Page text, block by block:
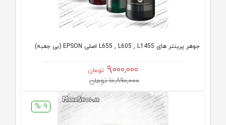
جوهر پرینتر های L655 , L605 , L1455 اصلی EPSON (بی جعبه)
9,000,000 تومان
10,890,000 تومان
9 %